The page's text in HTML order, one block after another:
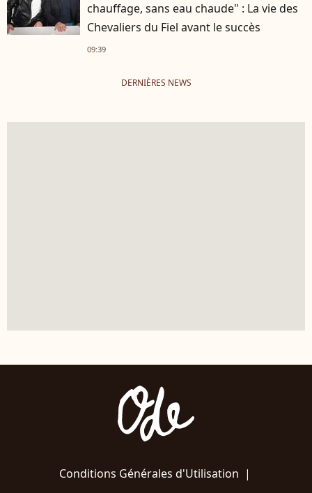
chauffage, sans eau chaude" : La vie des
Chevaliers du Fiel avant le succès
09:39
DERNIÈRES NEWS
Conditions Générales d'Utilisation |